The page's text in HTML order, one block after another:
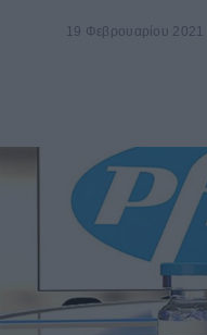
19 Φεβρουαρίου 2021